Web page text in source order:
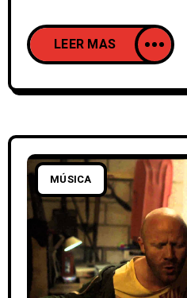
LEER MAS
MÚSICA